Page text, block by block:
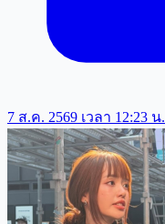
7 ส.ค. 2569 เวลา 12:23 น.